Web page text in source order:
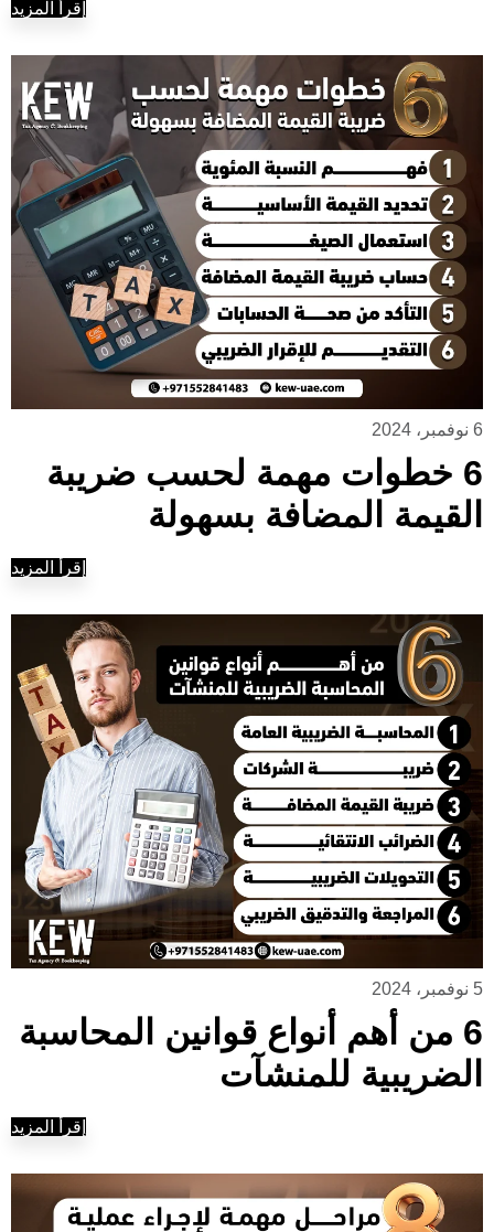
إقرأ المزيد
6 نوفمبر، 2024
6 خطوات مهمة لحسب ضريبة
القيمة المضافة بسهولة
إقرأ المزيد
5 نوفمبر، 2024
6 من أهم أنواع قوانين المحاسبة
الضريبية للمنشآت
إقرأ المزيد